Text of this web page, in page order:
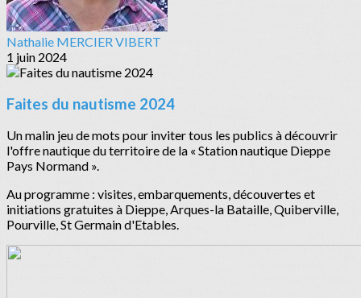
Nathalie MERCIER VIBERT
1 juin 2024
Faites du nautisme 2024
Un malin jeu de mots pour inviter tous les publics à découvrir
l'offre nautique du territoire de la « Station nautique Dieppe
Pays Normand ».
Au programme : visites, embarquements, découvertes et
initiations gratuites à Dieppe, Arques-la Bataille, Quiberville,
Pourville, St Germain d'Etables.